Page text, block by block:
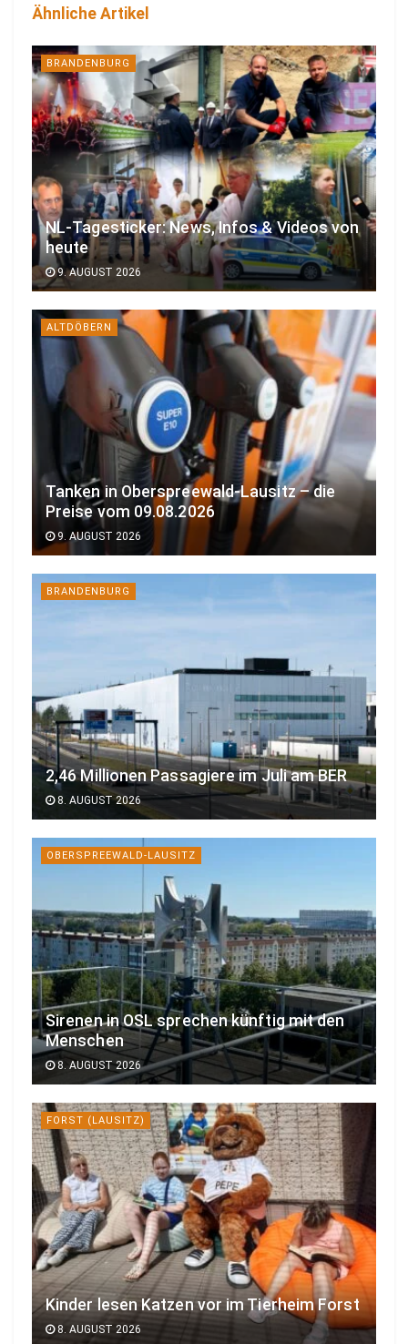
Ähnliche Artikel
BRANDENBURG
NL-Tagesticker: News, Infos & Videos von
heute
9. AUGUST 2026
ALTDÖBERN
Tanken in Oberspreewald-Lausitz – die
Preise vom 09.08.2026
9. AUGUST 2026
BRANDENBURG
2,46 Millionen Passagiere im Juli am BER
8. AUGUST 2026
OBERSPREEWALD-LAUSITZ
Sirenen in OSL sprechen künftig mit den
Menschen
8. AUGUST 2026
FORST (LAUSITZ)
Kinder lesen Katzen vor im Tierheim Forst
8. AUGUST 2026